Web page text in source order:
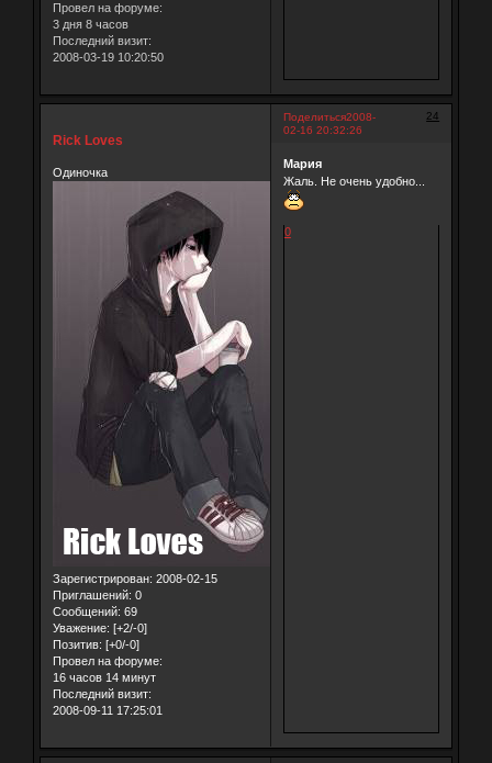
Провел на форуме:
3 дня 8 часов
Последний визит:
2008-03-19 10:20:50
Поделиться 24
2008-
02-16 20:32:26
Rick Loves
Одиночка
Зарегистрирован: 2008-02-15
Приглашений: 0
Сообщений: 69
Уважение: [+2/-0]
Позитив: [+0/-0]
Провел на форуме:
16 часов 14 минут
Последний визит:
2008-09-11 17:25:01
Мария
Жаль. Не очень удобно...
0